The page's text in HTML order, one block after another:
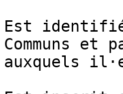
Est
Communs et
auxquels